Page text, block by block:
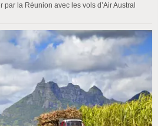
par la Réunion avec les vols d’Air Austral